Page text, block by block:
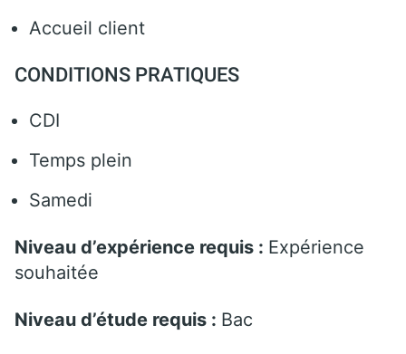
Accueil client
CONDITIONS PRATIQUES
CDI
Temps plein
Samedi
Niveau d’expérience requis : Expérience
souhaitée
Niveau d’étude requis : Bac